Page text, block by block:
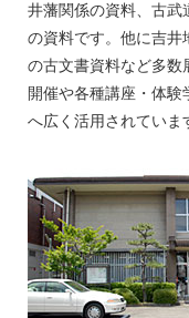
井藩関係の資料、古武
の資料です。他に吉井
の古文書資料など多数
開催や各種講座・体
へ広く活用されていま